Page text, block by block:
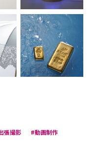
張撮影
#動画制作